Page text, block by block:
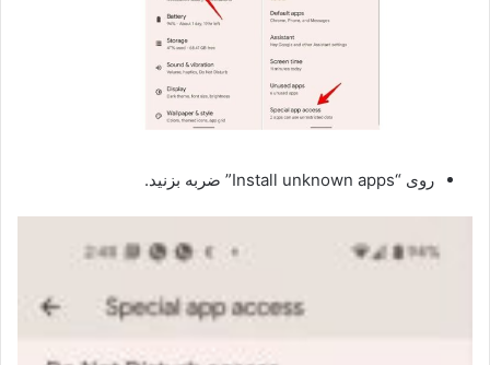
روی “Install unknown apps” ضربه بزنید.